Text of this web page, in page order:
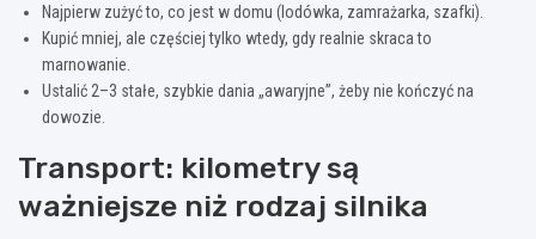
Najpierw zużyć to, co jest w domu (lodówka, zamrażarka, szafki).
Kupić mniej, ale częściej tylko wtedy, gdy realnie skraca to
marnowanie.
Ustalić 2–3 stałe, szybkie dania „awaryjne”, żeby nie kończyć na
dowozie.
Transport: kilometry są
ważniejsze niż rodzaj silnika